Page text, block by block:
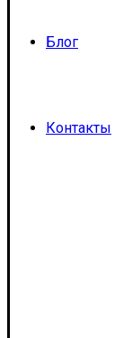
Блог
Контакты